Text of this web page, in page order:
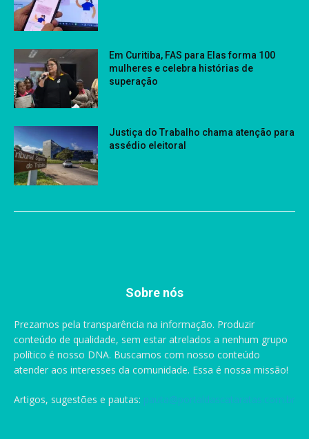
Em Curitiba, FAS para Elas forma 100
mulheres e celebra histórias de
superação
Justiça do Trabalho chama atenção para
assédio eleitoral
Sobre nós
Prezamos pela transparência na informação. Produzir
conteúdo de qualidade, sem estar atrelados a nenhum grupo
político é nosso DNA. Buscamos com nosso conteúdo
atender aos interesses da comunidade. Essa é nossa missão!
Artigos, sugestões e pautas: pauta@portaldascataratas.com.br